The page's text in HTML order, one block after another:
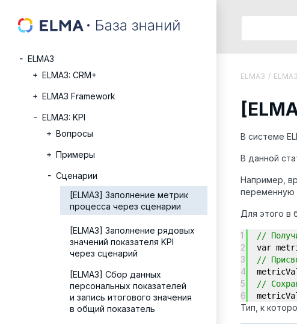
ELMA3
ELMA3: CRM+
ELMA3 Framework
ELMA3: KPI
Вопросы
Примеры
Сценарии
[ELMA3] Заполнение метрик
процесса через сценарии
[ELMA3] Заполнение рядовых
значений показателя KPI
через сценарий
[ELMA3] Сбор данных
персональных показателей
и запись итогового значения
в общий показатель
ELMA3 /
В системе
В данной
Например,
переменную
Для этого в
1
2
3
4
5
6
//
var
//
//
Тип, к